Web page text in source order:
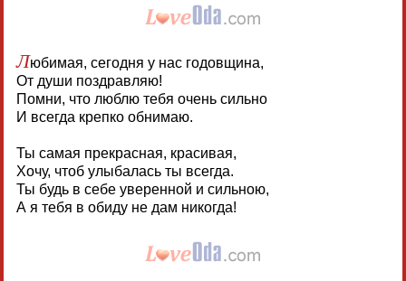
Любимая, сегодня у нас годовщина,
От души поздравляю!
Помни, что люблю тебя очень сильно
И всегда крепко обнимаю.
Ты самая прекрасная, красивая,
Хочу, чтоб улыбалась ты всегда.
Ты будь в себе уверенной и сильною,
А я тебя в обиду не дам никогда!